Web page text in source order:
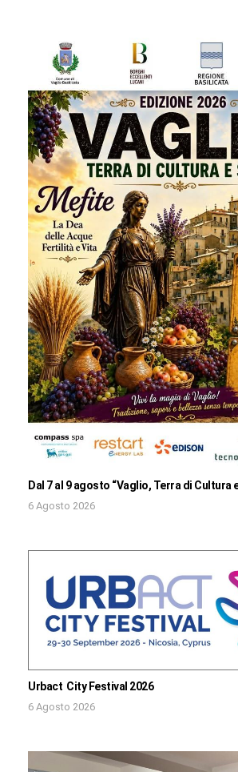
Dal 7 al 9 agosto “Vaglio, Terra di Cultura
6 Agosto 2026
Urbact City Festival 2026
6 Agosto 2026